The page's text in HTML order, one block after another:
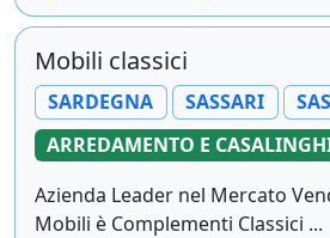
Mobili classici
SARDEGNA SASSARI
ARREDAMENTO E
Azienda Leader nel Mercato
Mobili è Complementi Classici ...